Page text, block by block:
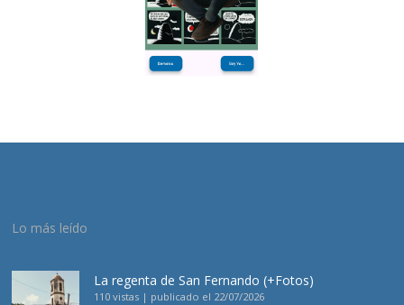
Lo más leído
La regenta de San Fernando (+Fotos)
110 vistas | publicado el 22/07/2026